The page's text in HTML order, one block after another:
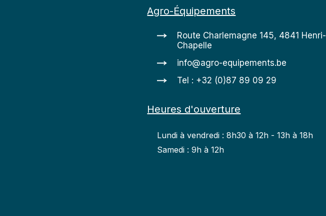
Agro-Équipements
Route Charlemagne 145, 4841 Henri-
Chapelle
info@agro-equipements.be
Tel : +32 (0)87 89 09 29
Heures d'ouverture
Lundi à vendredi : 8h30 à 12h - 13h à 18h
Samedi : 9h à 12h